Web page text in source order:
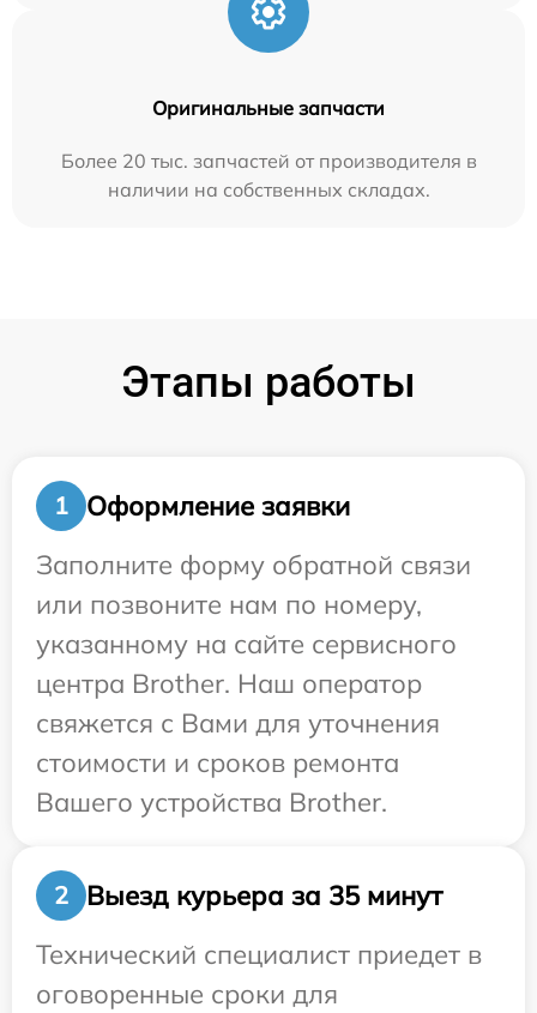
Оригинальные запчасти
Более 20 тыс. запчастей от производителя в
наличии на собственных складах.
Этапы работы
1
Оформление заявки
Заполните форму обратной связи
или позвоните нам по номеру,
указанному на сайте сервисного
центра Brother. Наш оператор
свяжется с Вами для уточнения
стоимости и сроков ремонта
Вашего устройства Brother.
2
Выезд курьера за 35 минут
Технический специалист приедет в
оговоренные сроки для